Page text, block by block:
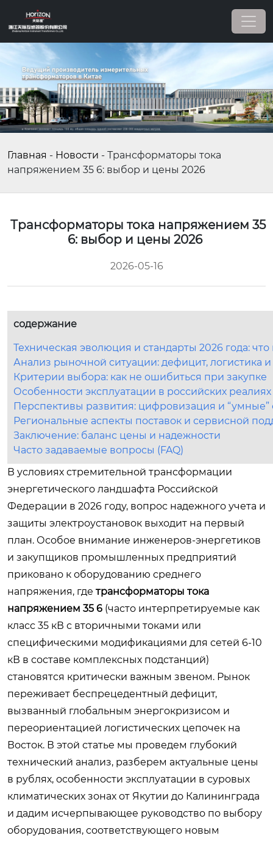
Главная - Новости - Трансформаторы тока
напряжением 35 6: выбор и цены 2026
Трансформаторы тока напряжением 35
6: выбор и цены 2026
2026-05-16
содержание
Техническая эволюция и стандарты 2026 года:
Анализ рыночной ситуации: дефицит, логистика
Критерии выбора: как не ошибиться при закупке
Особенности эксплуатации в российских реалиях
Перспективы развития: цифровизация и “умные”
Региональные аспекты поставок и сервисной
Заключение: баланс цены и надежности
Часто задаваемые вопросы (FAQ)
В условиях стремительной трансформации
энергетического ландшафта Российской
Федерации в 2026 году, вопрос надежного учета и
защиты электроустановок выходит на первый
план. Особое внимание инженеров-энергетиков
и закупщиков промышленных предприятий
приковано к оборудованию среднего
напряжения, где трансформаторы тока
напряжением 35 6 (часто интерпретируемые как
класс 35 кВ с вторичными токами или
специфическими модификациями для сетей 6-10
кВ в составе комплексных подстанций)
становятся критически важным звеном. Рынок
переживает беспрецедентный дефицит,
вызванный глобальным энергокризисом и
переориентацией логистических цепочек на
Восток. В этой статье мы проведем глубокий
технический анализ, разберем актуальные цены
в рублях, особенности эксплуатации в суровых
климатических зонах от Якутии до Калининграда
и дадим исчерпывающее руководство по выбору
оборудования, соответствующего новым